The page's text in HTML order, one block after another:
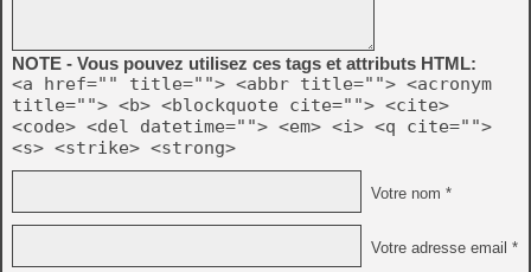
NOTE - Vous pouvez utilisez ces tags et attributs HTML:
<a href="" title=""> <abbr title=""> <acronym
title=""> <b> <blockquote cite=""> <cite>
<code> <del datetime=""> <em> <i> <q cite="">
<s> <strike> <strong>
Votre nom *
Votre adresse email *